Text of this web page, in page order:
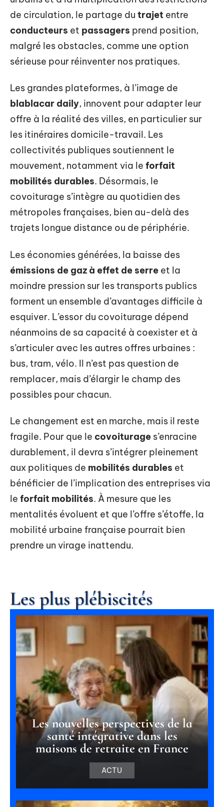
de circulation, le partage du trajet entre
conducteurs et passagers prend position,
malgré les obstacles, comme une option
sérieuse pour réinventer nos pratiques.
Les grandes plateformes, à l’image de
blablacar daily, innovent pour adapter leur
offre à la réalité des villes, en particulier sur
les itinéraires domicile-travail. Les
collectivités publiques soutiennent le
mouvement, notamment via le forfait
mobilités durables. Désormais, le
covoiturage s’intègre au quotidien des
métropoles françaises, bien au-delà des
trajets longue distance ou de périphérie.
Les économies générées, la baisse des
émissions de gaz à effet de serre et la
moindre pression sur les transports publics
forment un ensemble d’avantages difficile à
esquiver. L’essor du covoiturage dépend
néanmoins de sa capacité à coexister et à
s’articuler avec les autres offres urbaines :
bus, tram, vélo. Il n’est pas question de
remplacer, mais d’élargir le champ des
possibles pour chacun.
Le changement est en marche, mais il reste
fragile. Pour que le covoiturage s’enracine
durablement, il devra s’intégrer pleinement
aux politiques de mobilités durables et
bénéficier de l’implication des entreprises via
le forfait mobilités. À mesure que les
mentalités évoluent et que l’offre s’étoffe, la
mobilité urbaine française pourrait bien
prendre un virage inattendu.
Les plus plébiscités
Les nouvelles perspectives de la
santé intégrative dans les
maisons de retraite en France
ACTU